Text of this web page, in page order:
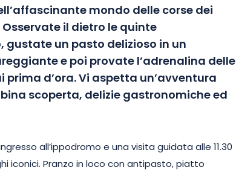
mondo delle corse dei
il dietro le quinte
gustate un pasto delizioso in un
e poi provate l’adrenalina delle
prima d’ora. Vi aspetta un’avventura
scoperta, delizie gastronomiche ed
all’ippodromo e una visita guidata alle 11.30
iconici. Pranzo in loco con antipasto, piatto